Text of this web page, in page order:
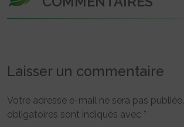
Laisser un commentaire
Votre adresse e-mail ne sera pas publiée.
obligatoires sont indiqués avec *